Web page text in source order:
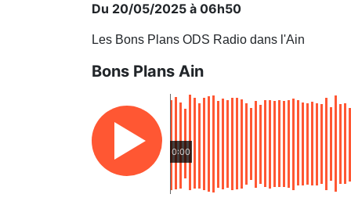
Du 20/05/2025 à 06h50
Les Bons Plans ODS Radio dans l'Ain
Bons Plans Ain
0:00